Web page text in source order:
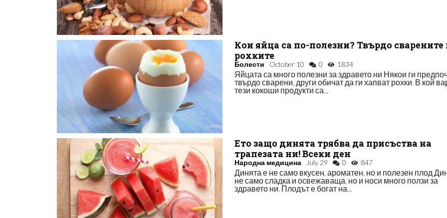
Кои яйца са по-полезни? Твърдо сварените
рохките
Болести October 10 0 1834
Яйцата са много полезни за здравето ни Някои ги
твърдо сварени, други обичат да ги хапват рохки. В кой
тези кокоши продукти са...
Ето защо динята трябва да присъства на
трапезата ни! Всеки ден
Народна медицина July 29 0 847
Динята е не само вкусен, ароматен, но и полезен плод
не само сладка и освежаваща, но и носи много ползи за
здравето ни. Плодът е богат на...